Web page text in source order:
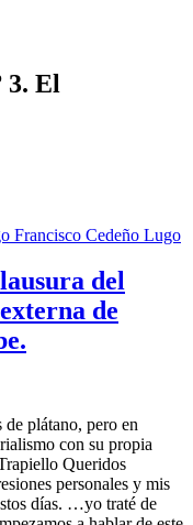
3. El
Francisco Cedeño Lugo
del
de
plátano, pero en
con su propia
Queridos
personales y mis
días. …yo traté de